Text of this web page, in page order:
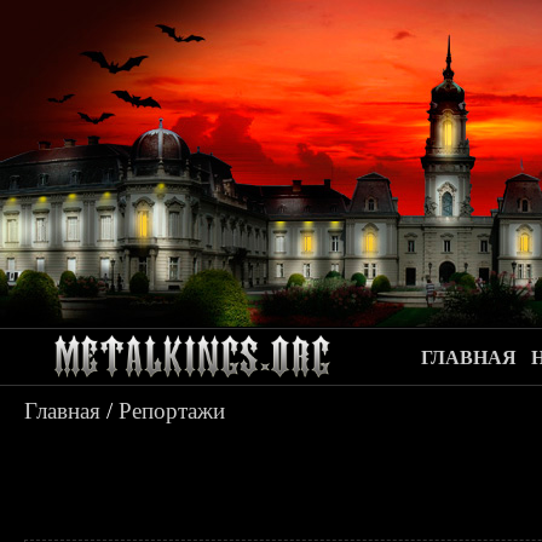
ГЛАВНАЯ
Главная /Репортажи